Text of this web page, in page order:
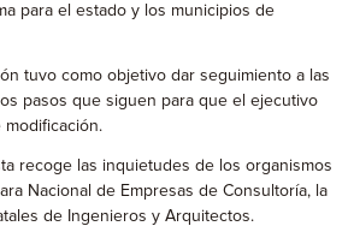
para el estado y los municipios de
tuvo como objetivo dar seguimiento a las
pasos que siguen para que el ejecutivo
modificación.
recoge las inquietudes de los organismos
Nacional de Empresas de Consultoría, la
de Ingenieros y Arquitectos.